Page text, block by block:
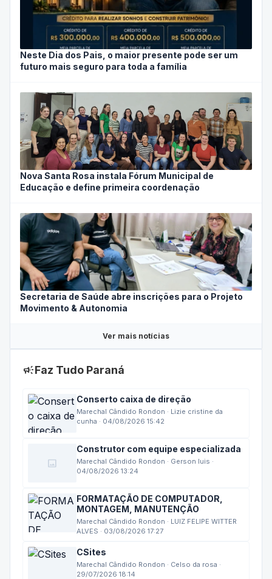
Neste Dia dos Pais, o maior presente pode ser um
futuro mais seguro para toda a família
Nova Santa Rosa instala Fórum Municipal de
Educação e define primeira coordenação
Secretaria de Saúde abre inscrições para o Projeto
Movimento & Autonomia
Ver mais notícias
campaignFaz Tudo Paraná
Conserto caixa de direção
Marechal Cândido Rondon · Lizie cristine da
cunha · 04/08/2026 15:42
image
Construtor com equipe especializada
Marechal Cândido Rondon · Gerson luis ·
04/08/2026 13:24
FORMATAÇÃO DE COMPUTADOR,
MONTAGEM, MANUTENÇÃO
Marechal Cândido Rondon · LUIZ FELIPE WITTER
ALVES · 03/08/2026 17:27
CSites
Marechal Cândido Rondon · Celso da rosa ·
29/07/2026 18:14